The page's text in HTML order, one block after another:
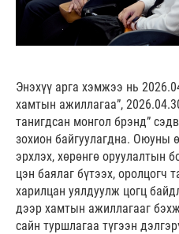
Энэхүү арга хэмжээ нь
хамтын ажиллагаа”,
танигдсан монгол брэнд”
зохион байгуулагдна. Оюуны
эрхлэх, хөрөнгө оруулалтын
цэн баялаг бүтээх, оролцогч
харилцан уялдуулж цогц
дээр хамтын ажиллагааг
сайн туршлагаа түгээн